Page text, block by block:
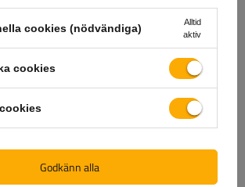
lager och enkel installation
med dubbla vinkelkontaktkullager
som är konstruerade för att fungera 250
cookies (nödvändiga)
Alltid
aktiv
cookies
Godkänn alla